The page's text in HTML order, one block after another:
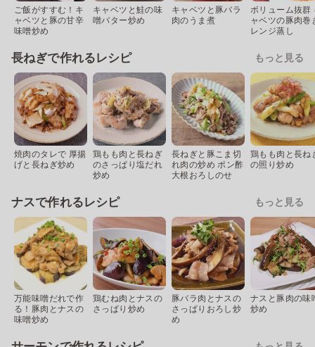
ご飯がすすむ！キ
ャベツと豚の甘辛
味噌炒め
キャベツと鮭の味
噌バター炒め
キャベツと豚バラ
肉のうま煮
ボリューム抜群
ャベツの豚肉巻
レンジ蒸し
長ねぎで作れるレシピ もっと見る
焼肉のタレで 厚揚
げと長ねぎ炒め
鶏もも肉と長ねぎ
のさっぱり塩だれ
炒め
長ねぎと豚こま切
れ肉の炒め ポン酢
大根おろしのせ
鶏もも肉と長ね
の照り炒め
ナスで作れるレシピ もっと見る
万能味噌だれで作
る！豚肉とナスの
味噌炒め
鶏むね肉とナスの
さっぱり炒め
豚バラ肉とナスの
さっぱりおろし炒
め
ナスと豚肉の味
炒め